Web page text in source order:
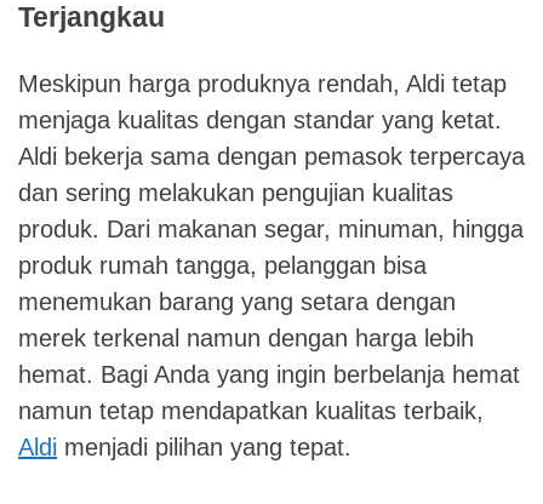
Terjangkau
Meskipun harga produknya rendah, Aldi tetap
menjaga kualitas dengan standar yang ketat.
Aldi bekerja sama dengan pemasok terpercaya
dan sering melakukan pengujian kualitas
produk. Dari makanan segar, minuman, hingga
produk rumah tangga, pelanggan bisa
menemukan barang yang setara dengan
merek terkenal namun dengan harga lebih
hemat. Bagi Anda yang ingin berbelanja hemat
namun tetap mendapatkan kualitas terbaik,
Aldi menjadi pilihan yang tepat.